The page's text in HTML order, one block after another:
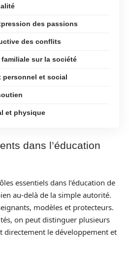
des passions
des conflits
familiale sur la société
personnel et social
et physique
dans l’éducation
essentiels dans l’éducation de
au-delà de la simple autorité.
modèles et protecteurs.
on peut distinguer plusieurs
directement le développement et